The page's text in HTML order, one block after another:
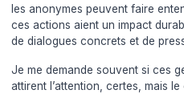
les anonymes peuvent faire
ces actions aient un impact
de dialogues concrets et de
Je me demande souvent si ces
attirent l’attention, certes, mais